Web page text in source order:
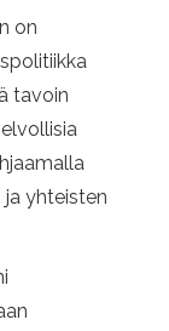
on
tavoin
ja yhteisten